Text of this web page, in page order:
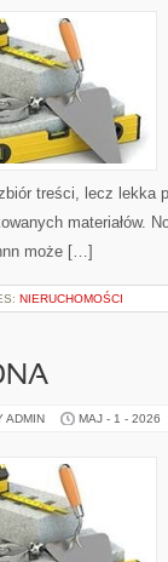
treści, lecz lekka
materiałów.
może […]
NIERUCHOMOŚCI
ADMIN MAJ - 1 - 2026